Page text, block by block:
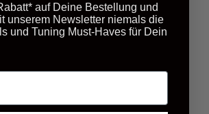
TOP-SELLER
auf Deine Bestellung und
unserem Newsletter niemals die
und Tuning Must-Haves für Dein